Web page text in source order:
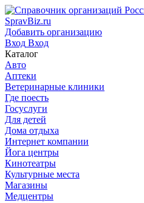
SpravBiz.ru
Добавить организацию
Вход Вход
Каталог
Авто
Аптеки
Ветеринарные клиники
Где поесть
Госуслуги
Для детей
Дома отдыха
Интернет компании
Йога центры
Кинотеатры
Культурные места
Магазины
Медцентры